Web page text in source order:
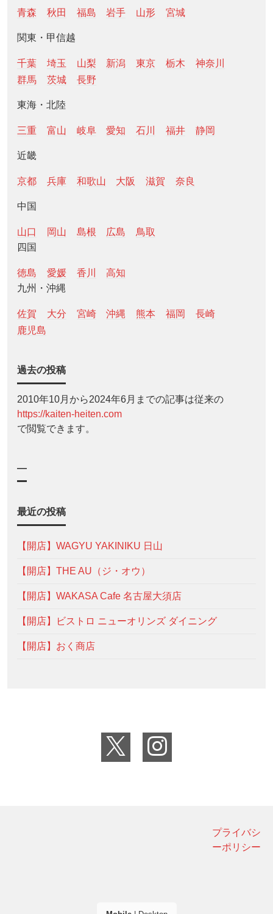
青森 秋田 福島 岩手 山形 宮城
関東・甲信越
千葉 埼玉 山梨 新潟 東京 栃木
神奈川
群馬
茨城 長野
東海・北陸
三重 富山 岐阜 愛知 石川 福井 静岡
近畿
京都 兵庫 和歌山 大阪 滋賀 奈良
中国
山口 岡山 島根 広島
鳥取
四国
徳島 愛媛 香川
高知
九州・沖縄
佐賀 大分 宮崎 沖縄 熊本 福岡
長崎
鹿児島
過去の投稿
2010年10月から2024年6月までの記事は従来の
https://kaiten-heiten.com
で閲覧できます。
—
最近の投稿
【開店】WAGYU YAKINIKU 日山
【開店】THE AU（ジ・オウ）
【開店】WAKASA Cafe 名古屋大須店
【開店】ビストロ ニューオリンズ ダイニング
【開店】おく商店
プライバシ
ーポリシー